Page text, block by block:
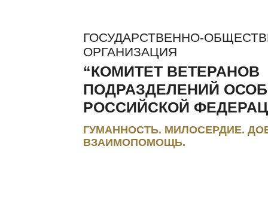
ГОСУДАРСТВЕННО-
ОРГАНИЗАЦИЯ
“КОМИТЕТ ВЕТЕРАНОВ
ПОДРАЗДЕЛЕНИЙ
РОССИЙСКОЙ
ГУМАННОСТЬ. МИЛОСЕРДИЕ.
ВЗАИМОПОМОЩЬ.